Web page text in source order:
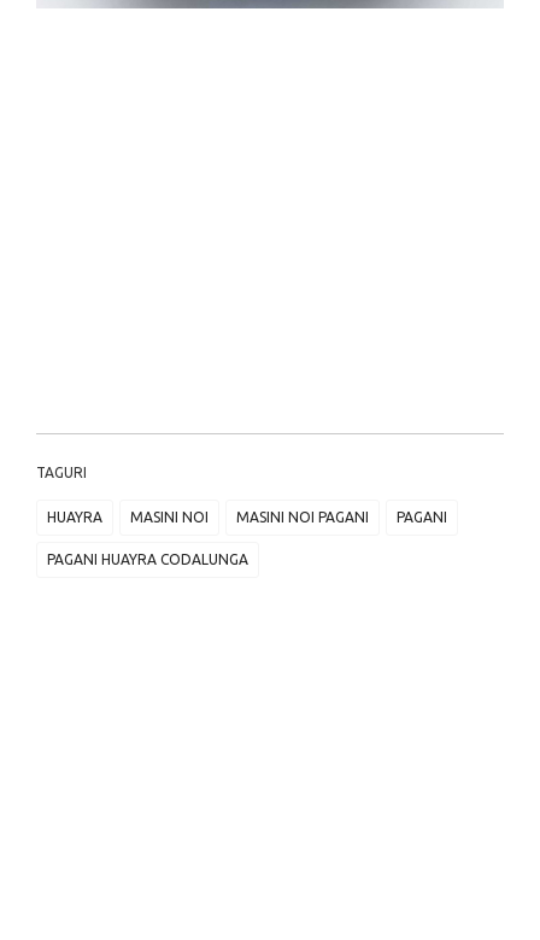
TAGURI
HUAYRA MASINI NOI MASINI NOI PAGANI PAGANI
PAGANI HUAYRA CODALUNGA